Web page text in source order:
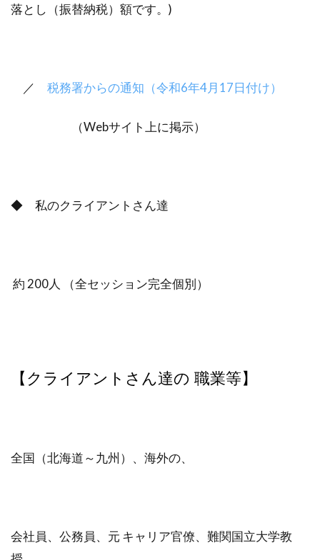
落とし（振替納税）額です。)
／ 税務署からの通知（令和6年4月17日付け）
（Webサイト上に掲示）
◆ 私のクライアントさん達
約 200人 （全セッション完全個別）
【クライアントさん達の 職業等】
全国（北海道～九州）、海外の、
会社員、公務員、元 キャリア官僚、難関国立大学教